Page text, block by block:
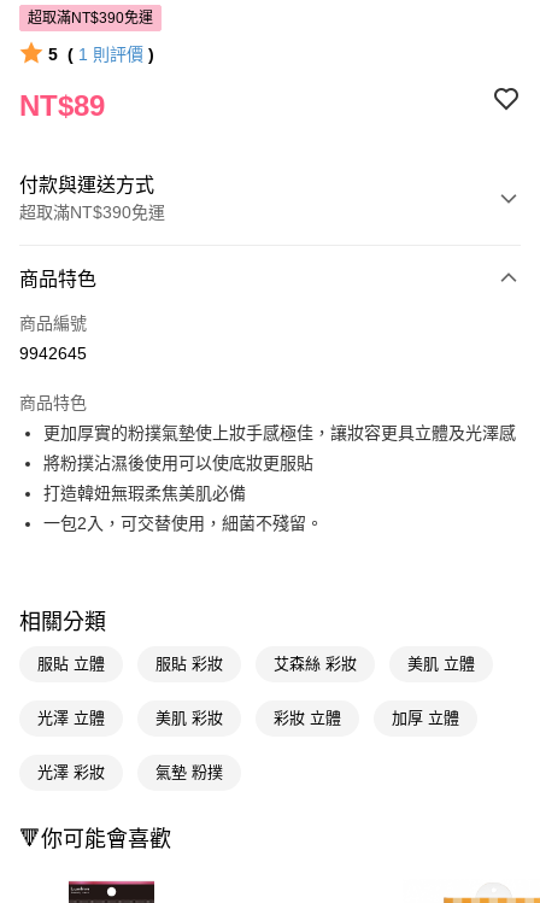
超取滿NT$390免運
5 ( 1 則評價 )
NT$89
付款與運送方式
超取滿NT$390免運
POYA支付
信用卡一次付款
LINE Pay
Apple Pay
街口支付
【關於「AFTEE先享後付」】
AFTEE先享後付是「在收到商品之後才付款」的支付方式。 讓您購物簡單
１．簡單：不需註冊會員、不需綁卡、不需儲值。
１．於結帳方式選擇「AFTEE先享後付」後，將跳轉至「AFTEE先享後付」
即享券
運送方式
全家取貨付款
商品特色
商品編號
9942645
商品特色
更加厚實的粉撲氣墊使上妝手感極佳，讓妝容更具立體及光澤感
將粉撲沾濕後使用可以使底妝更服貼
打造韓妞無瑕柔焦美肌必備
一包2入，可交替使用，細菌不殘留。
相關分類
服貼 立體 服貼 彩妝 艾森絲 彩妝 美肌 立體
光澤 立體 美肌 彩妝 彩妝 立體 加厚 立體
光澤 彩妝 氣墊 粉撲
🔻你可能會喜歡